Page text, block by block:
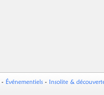
- Événementiels - Insolite &